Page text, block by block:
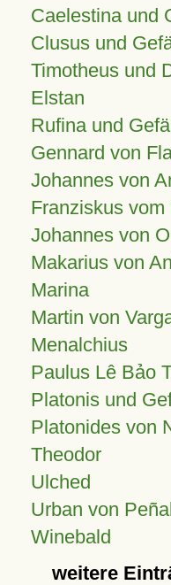
Caelestina und
Clusus und
Timotheus und
Elstan
Rufina und
Gennard von
Johannes von
Franziskus
Johannes von
Makarius von
Marina
Martin von
Menalchius
Paulus Lê Bảo
Platonis und
Platonides von
Theodor
Ulched
Urban von
Winebald
weitere